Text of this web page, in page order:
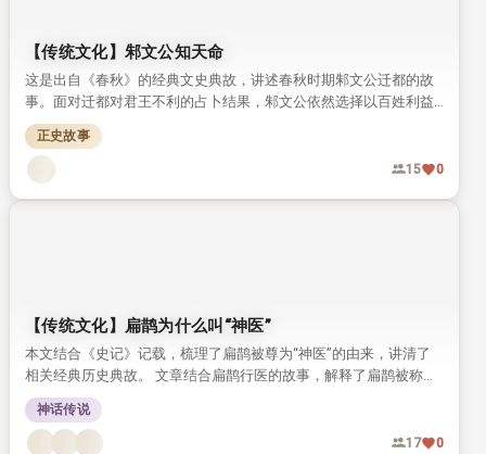
【传统文化】邾文公知天命
这是出自《春秋》的经典文史典故，讲述春秋时期邾文公迁都的故
事。面对迁都对君王不利的占卜结果，邾文公依然选择以百姓利益
为先。他的做法被古人评价为“知天命”，成为流传千年的君道佳
话。
正史故事
15 0
【传统文化】扁鹊为什么叫“神医”
本文结合《史记》记载，梳理了扁鹊被尊为“神医”的由来，讲清了
相关经典历史典故。 文章结合扁鹊行医的故事，解释了扁鹊被称为
神医的原因，也探讨了后世难出这类神医的根源。
神话传说
17 0